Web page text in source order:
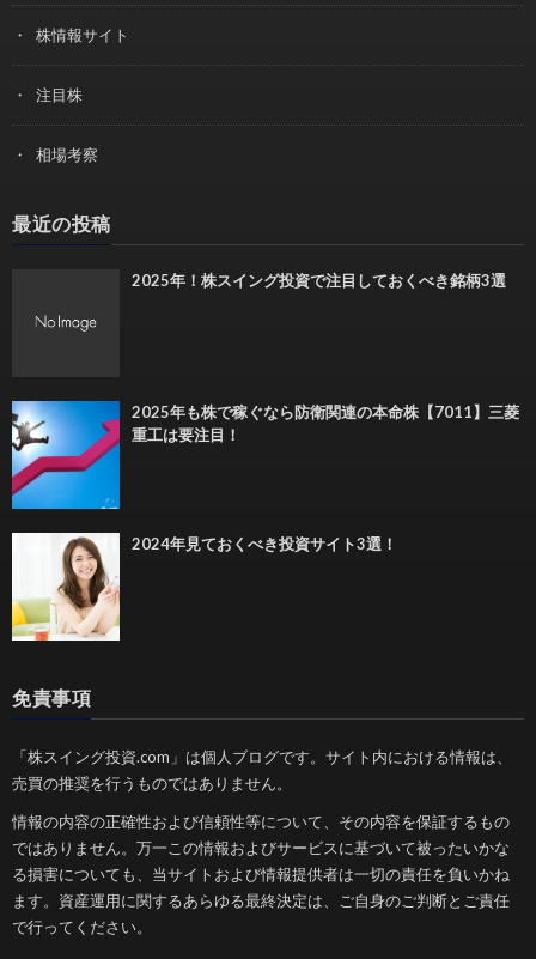
株情報サイト
注目株
相場考察
最近の投稿
2025年！株スイング投資で注目しておくべき銘柄3選
2025年も株で稼ぐなら防衛関連の本命株【7011】三菱
重工は要注目！
2024年見ておくべき投資サイト3選！
免責事項
「株スイング投資.com」は個人ブログです。サイト内における情報は、
売買の推奨を行うものではありません。
情報の内容の正確性および信頼性等について、その内容を保証するもの
ではありません。万一この情報およびサービスに基づいて被ったいかな
る損害についても、当サイトおよび情報提供者は一切の責任を負いかね
ます。資産運用に関するあらゆる最終決定は、ご自身のご判断とご責任
で行ってください。